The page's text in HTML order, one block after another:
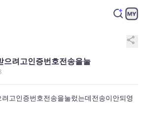
share
으려고인증번호전송을눌
고인증번호전송을눌렀는데전송이안되영